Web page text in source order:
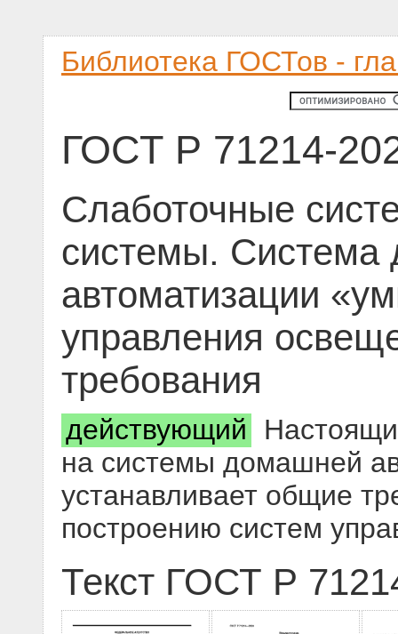
Библиотека ГОСТов -
ГОСТ Р 71214-
Слаботочные
системы.
автоматизации
управления
требования
действующий
на системы домашней
устанавливает общие
построению систем
Текст ГОСТ Р